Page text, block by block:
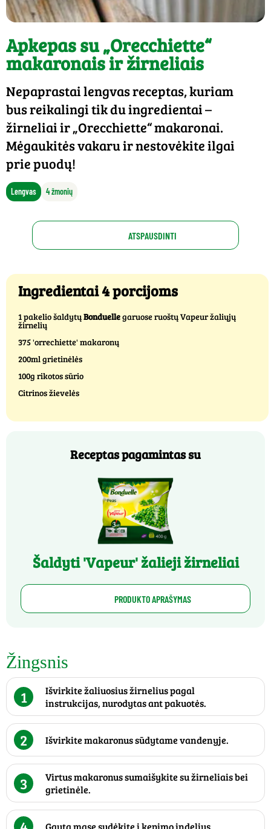
Apkepas su „Orecchiette“
makaronais ir žirneliais
Nepaprastai lengvas receptas, kuriam
bus reikalingi tik du ingredientai –
žirneliai ir „Orecchiette“ makaronai.
Mėgaukitės vakaru ir nestovėkite ilgai
prie puodų!
Lengvas 4 žmonių
ATSPAUSDINTI
Ingredientai 4 porcijoms
1 pakelio šaldytųBonduellegaruose ruoštų Vapeur žaliųjų
žirnelių
375 'orrechiette' makaronų
200ml grietinėlės
100g rikotos sūrio
Citrinos žievelės
Receptas pagamintas su
Šaldyti 'Vapeur' žalieji žirneliai
PRODUKTO APRAŠYMAS
Žingsnis
1
Išvirkite žaliuosius žirnelius pagal
instrukcijas, nurodytas ant pakuotės.
2 Išvirkite makaronus sūdytame vandenyje.
3
Virtus makaronus sumaišykite su žirneliais bei
grietinėle.